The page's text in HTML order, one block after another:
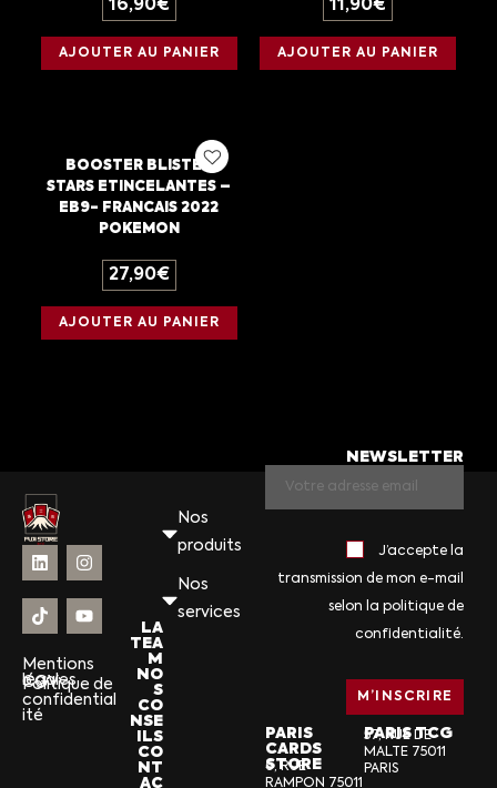
16,90€
AJOUTER AU PANIER
11,90€
AJOUTER AU PANIER
BOOSTER BLISTER
STARS ETINCELANTES –
EB9- FRANCAIS 2022
POKEMON
27,90€
AJOUTER AU PANIER
Mentions
légales
CGV
Politique de
confidential
ité
Nos
produits
Nos
services
LA
TEA
M
NO
S
CO
NSE
ILS
CO
NT
AC
NEWSLETTER
J’accepte la
transmission de mon e-mail
selon la politique de
confidentialité.
PARIS
CARDS
STORE
6, RUE
RAMPON 75011
PARIS TCG
57, RUE DE
MALTE 75011
PARIS